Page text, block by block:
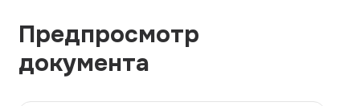
Предпросмотр
документа